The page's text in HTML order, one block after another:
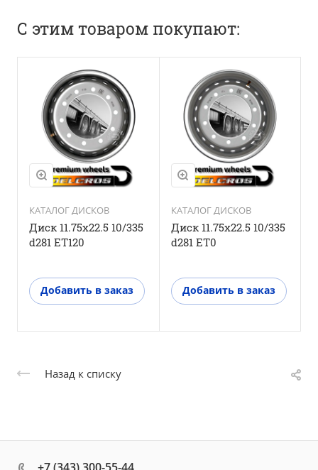
С этим товаром покупают:
КАТАЛОГ ДИСКОВ
Диск 11.75x22.5 10/335
d281 ET120
Добавить в заказ
КАТАЛОГ ДИСКОВ
Диск 11.75x22.5 10/335
d281 ET0
Добавить в заказ
Назад к списку